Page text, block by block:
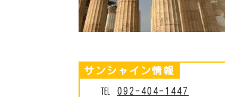
サンシャイン情報
℡ 092-404-1447